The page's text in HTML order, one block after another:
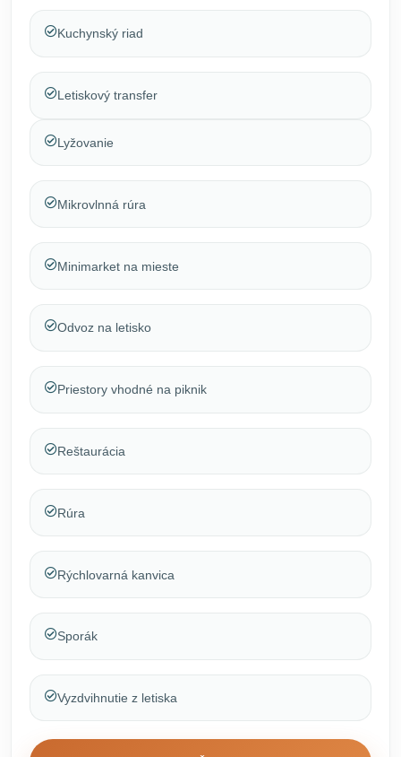
Kuchynský riad
Letiskový transfer
Lyžovanie
Mikrovlnná rúra
Minimarket na mieste
Odvoz na letisko
Priestory vhodné na piknik
Reštaurácia
Rúra
Rýchlovarná kanvica
Sporák
Vyzdvihnutie z letiska